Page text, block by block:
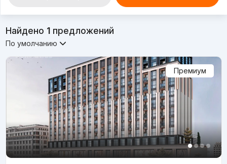
Найдено 1предложений
По умолчанию
Премиум